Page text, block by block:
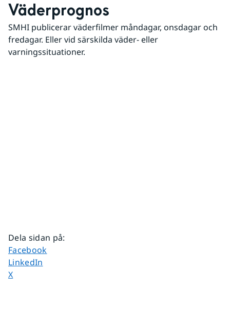
Väderprognos
SMHI publicerar väderfilmer måndagar, onsdagar och
fredagar. Eller vid särskilda väder- eller
varningssituationer.
Dela sidan på:
Dela sidan på
Facebook
Dela sidan på
LinkedIn
Dela sidan på
X